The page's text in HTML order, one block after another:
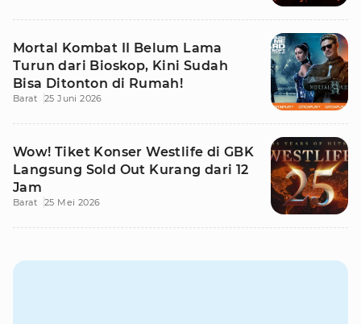
Mortal Kombat II Belum Lama
Turun dari Bioskop, Kini Sudah
Bisa Ditonton di Rumah!
Barat 25 Juni 2026
Wow! Tiket Konser Westlife di GBK
Langsung Sold Out Kurang dari 12
Jam
Barat 25 Mei 2026